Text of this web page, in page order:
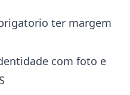
ter margem
com foto e